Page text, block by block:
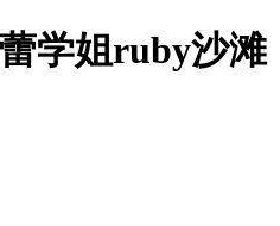
学姐ruby沙滩